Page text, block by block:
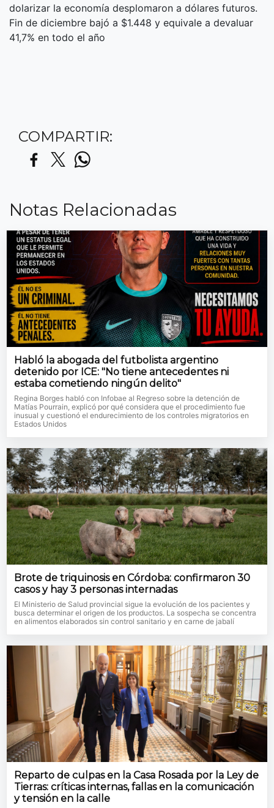
dolarizar la economía desplomaron a dólares futuros.
Fin de diciembre bajó a $1.448 y equivale a devaluar
41,7% en todo el año
COMPARTIR:
Notas Relacionadas
Habló la abogada del futbolista argentino
detenido por ICE: "No tiene antecedentes ni
estaba cometiendo ningún delito"
Regina Borges habló con Infobae al Regreso sobre la detención de
Matías Pourrain, explicó por qué considera que el procedimiento fue
inusual y cuestionó el endurecimiento de los controles migratorios en
Estados Unidos
Brote de triquinosis en Córdoba: confirmaron 30
casos y hay 3 personas internadas
El Ministerio de Salud provincial sigue la evolución de los pacientes y
busca determinar el origen de los productos. La sospecha se concentra
en alimentos elaborados sin control sanitario y en carne de jabalí
Reparto de culpas en la Casa Rosada por la Ley de
Tierras: críticas internas, fallas en la comunicación
y tensión en la calle